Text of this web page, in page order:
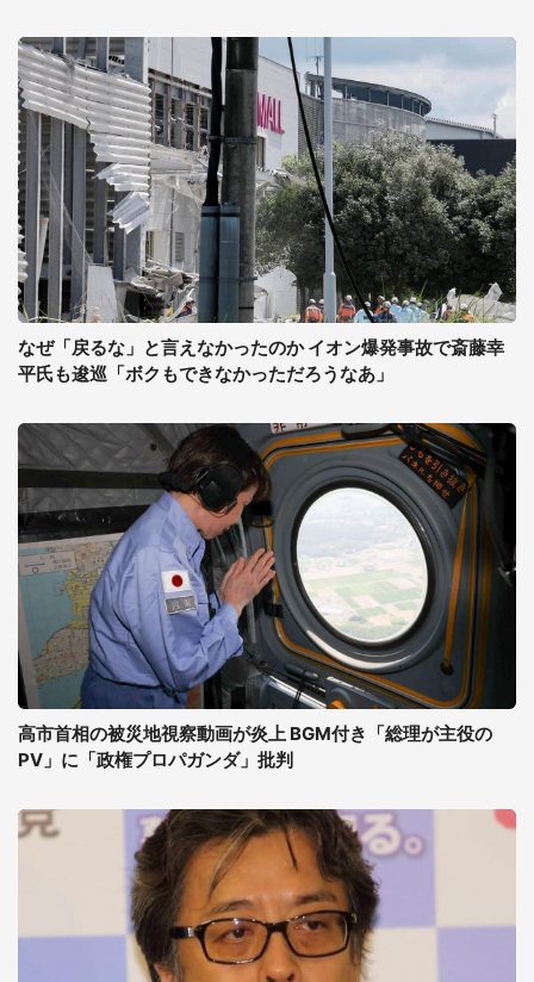
なぜ「戻るな」と言えなかったのか イオン爆発事故で斎藤幸
平氏も逡巡「ボクもできなかっただろうなあ」
高市首相の被災地視察動画が炎上 BGM付き「総理が主役の
PV」に「政権プロパガンダ」批判